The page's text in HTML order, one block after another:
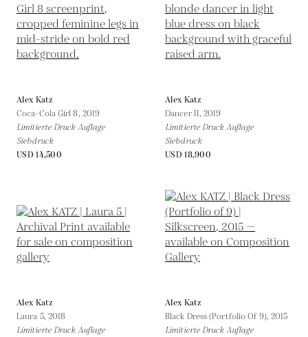
Alex Katz
Coca-Cola Girl 8, 2019
Limitierte Druck Auflage
Siebdruck
USD 14,500
Alex Katz
Dancer II,2019
Limitierte Druck Auflage
Siebdruck
USD 18,900
Alex Katz
Laura 5, 2018
Limitierte Druck Auflage
Alex Katz
Black Dress (Portfolio Of 9),2015
Limitierte Druck Auflage